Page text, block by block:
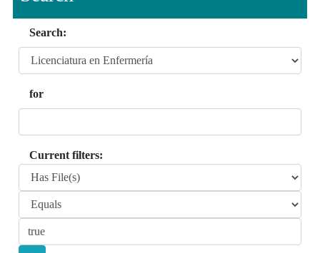
Search:
for
Current filters: